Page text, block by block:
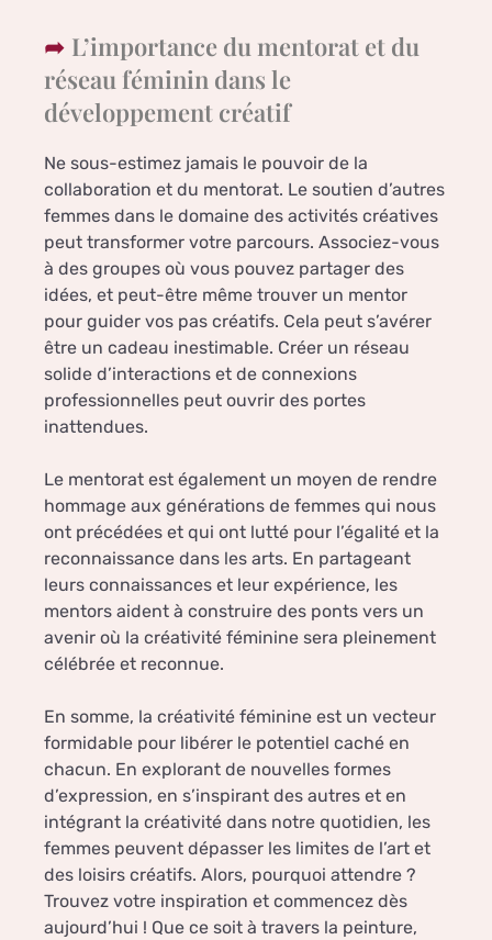
L’importance du mentorat et du
réseau féminin dans le
développement créatif
Ne sous-estimez jamais le pouvoir de la
collaboration et du mentorat. Le soutien d’autres
femmes dans le domaine des activités créatives
peut transformer votre parcours. Associez-vous
à des groupes où vous pouvez partager des
idées, et peut-être même trouver un mentor
pour guider vos pas créatifs. Cela peut s’avérer
être un cadeau inestimable. Créer un réseau
solide d’interactions et de connexions
professionnelles peut ouvrir des portes
inattendues.
Le mentorat est également un moyen de rendre
hommage aux générations de femmes qui nous
ont précédées et qui ont lutté pour l’égalité et la
reconnaissance dans les arts. En partageant
leurs connaissances et leur expérience, les
mentors aident à construire des ponts vers un
avenir où la créativité féminine sera pleinement
célébrée et reconnue.
En somme, la créativité féminine est un vecteur
formidable pour libérer le potentiel caché en
chacun. En explorant de nouvelles formes
d’expression, en s’inspirant des autres et en
intégrant la créativité dans notre quotidien, les
femmes peuvent dépasser les limites de l’art et
des loisirs créatifs. Alors, pourquoi attendre ?
Trouvez votre inspiration et commencez dès
aujourd’hui ! Que ce soit à travers la peinture,